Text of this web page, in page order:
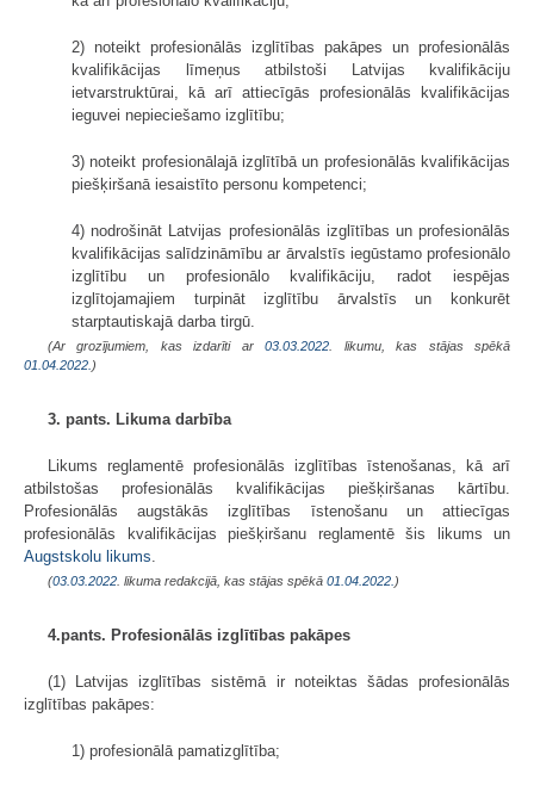
2) noteikt profesionālās izglītības pakāpes un profesionālās
kvalifikācijas līmeņus atbilstoši Latvijas kvalifikāciju
ietvarstruktūrai, kā arī attiecīgās profesionālās kvalifikācijas
ieguvei nepieciešamo izglītību;
3) noteikt profesionālajā izglītībā un profesionālās kvalifikācijas
piešķiršanā iesaistīto personu kompetenci;
4) nodrošināt Latvijas profesionālās izglītības un profesionālās
kvalifikācijas salīdzināmību ar ārvalstīs iegūstamo profesionālo
izglītību un profesionālo kvalifikāciju, radot iespējas
izglītojamajiem turpināt izglītību ārvalstīs un konkurēt
starptautiskajā darba tirgū.
(Ar grozījumiem, kas izdarīti ar03.03.2022 . likumu, kas stājas spēkā
01.04.2022. )
3. pants. Likuma darbība
Likums reglamentē profesionālās izglītības īstenošanas, kā arī
atbilstošas profesionālās kvalifikācijas piešķiršanas kārtību.
Profesionālās augstākās izglītības īstenošanu un attiecīgas
profesionālās kvalifikācijas piešķiršanu reglamentē šis likums un
Augstskolu likums
(03.03.2022 . likuma redakcijā, kas stājas spēkā 01.04.2022. )
4.pants. Profesionālās izglītības pakāpes
(1) Latvijas izglītības sistēmā ir noteiktas šādas profesionālās
izglītības pakāpes:
1) profesionālā pamatizglītība;